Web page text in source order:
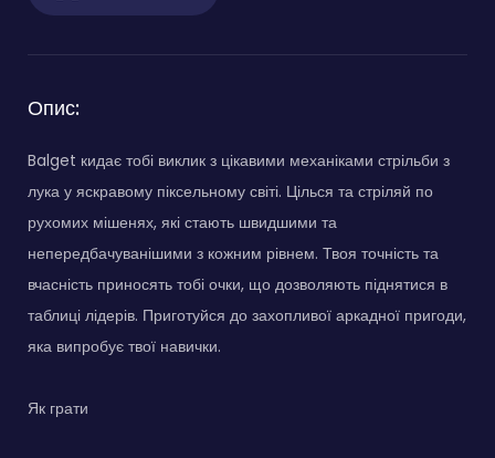
Опис:
Balget кидає тобі виклик з цікавими механіками стрільби з
лука у яскравому піксельному світі. Цілься та стріляй по
рухомих мішенях, які стають швидшими та
непередбачуванішими з кожним рівнем. Твоя точність та
вчасність приносять тобі очки, що дозволяють піднятися в
таблиці лідерів. Приготуйся до захопливої аркадної пригоди,
яка випробує твої навички.
Як грати